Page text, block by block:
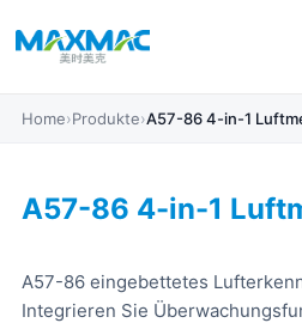
Home›Produkte›A57-86 4-in-1
A57-86 4-in-1
A57-86 eingebettetes
Integrieren Sie